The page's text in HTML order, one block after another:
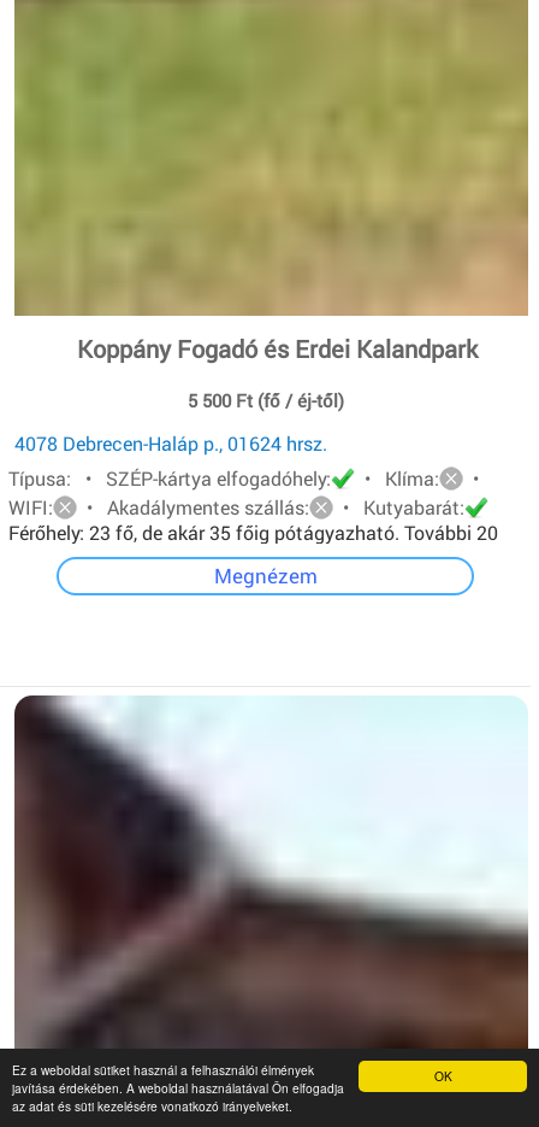
OK
Ez a weboldal sütiket használ a felhasználói élmények
javítása érdekében. A weboldal használatával Ön elfogadja
az adat és süti kezelésére vonatkozó irányelveket.
Koppány Fogadó és Erdei Kalandpark
5 500 Ft (fő / éj-től)
4078 Debrecen-Haláp p., 01624 hrsz.
Típusa: • SZÉP-kártya elfogadóhely:
• Klíma:
•
WIFI:
• Akadálymentes szállás:
• Kutyabarát:
Férőhely: 23 fő, de akár 35 főig pótágyazható. További 20
főt pedig sátorban tudunk elhelyezni.
Megnézem